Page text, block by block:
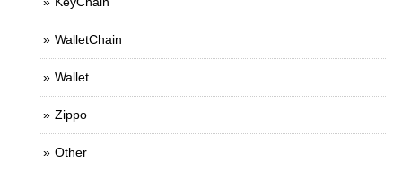
WalletChain
Wallet
Zippo
Other